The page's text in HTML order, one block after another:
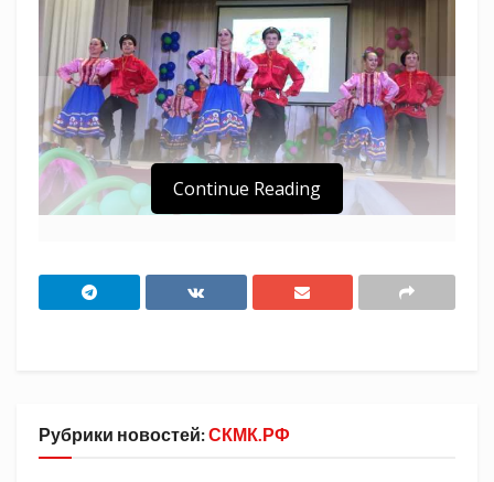
концерт хореографического ансамбля
более 70 ребят муниципального отделения
Союза казачьей молодежи Кубани, в том числе
Continue Reading
Рубрики новостей:СКМК.РФ